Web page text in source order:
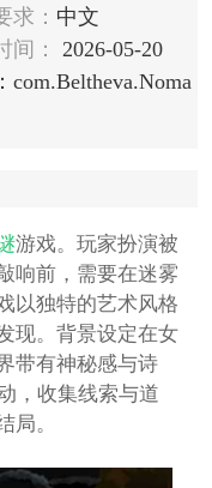
求： 中文
间：
2026-05-20
com.Beltheva.Noma
游戏。玩家扮演被
响前，需要在迷雾
以独特的艺术风格
现。背景设定在女
带有神秘感与诗
，收集线索与道
局。